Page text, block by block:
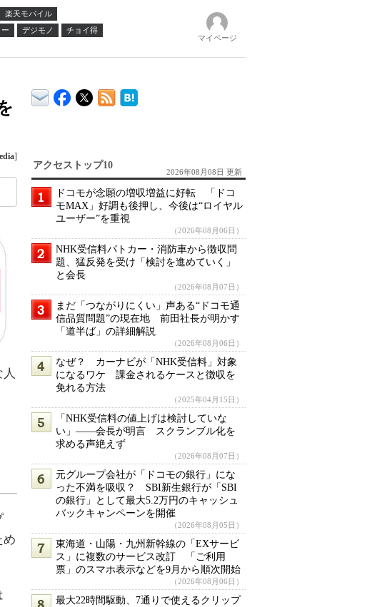
楽天モバイル
デジモノ
チョイ得
マイページ
]
め
アクセストップ10
2026年08月08日 更新
ドコモが念願の増収増益に好転 「ドコ
モMAX」好調も後押し、今後は“ロイヤル
ユーザー”を重視
（2026年08月06日）
NHK受信料パトカー・消防車から徴収問
題、猛反発を受け「検討を進めていく」
と会長
（2026年08月07日）
まだ「つながりにくい」声ある“ドコモ通
信品質問題”の現在地 前田社長が明かす
「道半ば」の詳細解説
（2026年08月06日）
なぜ？ カーナビが「NHK受信料」対象
になるワケ 課金されるケースと徴収を
免れる方法
（2025年04月15日）
「NHK受信料の値上げは検討していな
い」――会長が明言 スクランブル化を
求める声絶えず
（2026年08月07日）
元グループ会社が「ドコモの銀行」にな
った不満を吸収？ SBI新生銀行が「SBI
の銀行」として最大5.2万円のキャッシュ
バックキャンペーンを開催
（2026年08月05日）
東海道・山陽・九州新幹線の「EXサービ
ス」に複数のサービス改訂 「ご利用
票」のスマホ表示などを9月から順次開始
（2026年08月06日）
最大22時間駆動、7通りで使えるクリップ